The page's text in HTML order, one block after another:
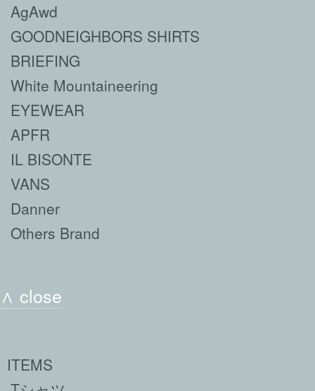
AgAwd
GOODNEIGHBORS SHIRTS
BRIEFING
White Mountaineering
EYEWEAR
APFR
IL BISONTE
VANS
Danner
Others Brand
∧ close
ITEMS